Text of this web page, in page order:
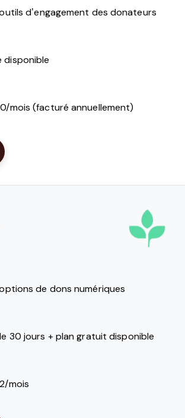
d’engagement des donateurs
disponible
mois (facturé annuellement)
de dons numériques
30 jours + plan gratuit disponible
mois